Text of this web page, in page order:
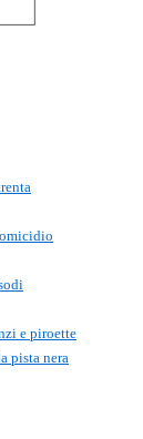
e piroette
pista nera